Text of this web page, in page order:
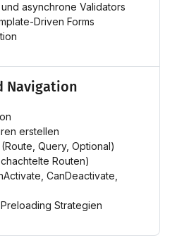
asynchrone Validators
Driven Forms
Navigation
erstellen
Query, Optional)
Routen)
CanDeactivate,
Strategien